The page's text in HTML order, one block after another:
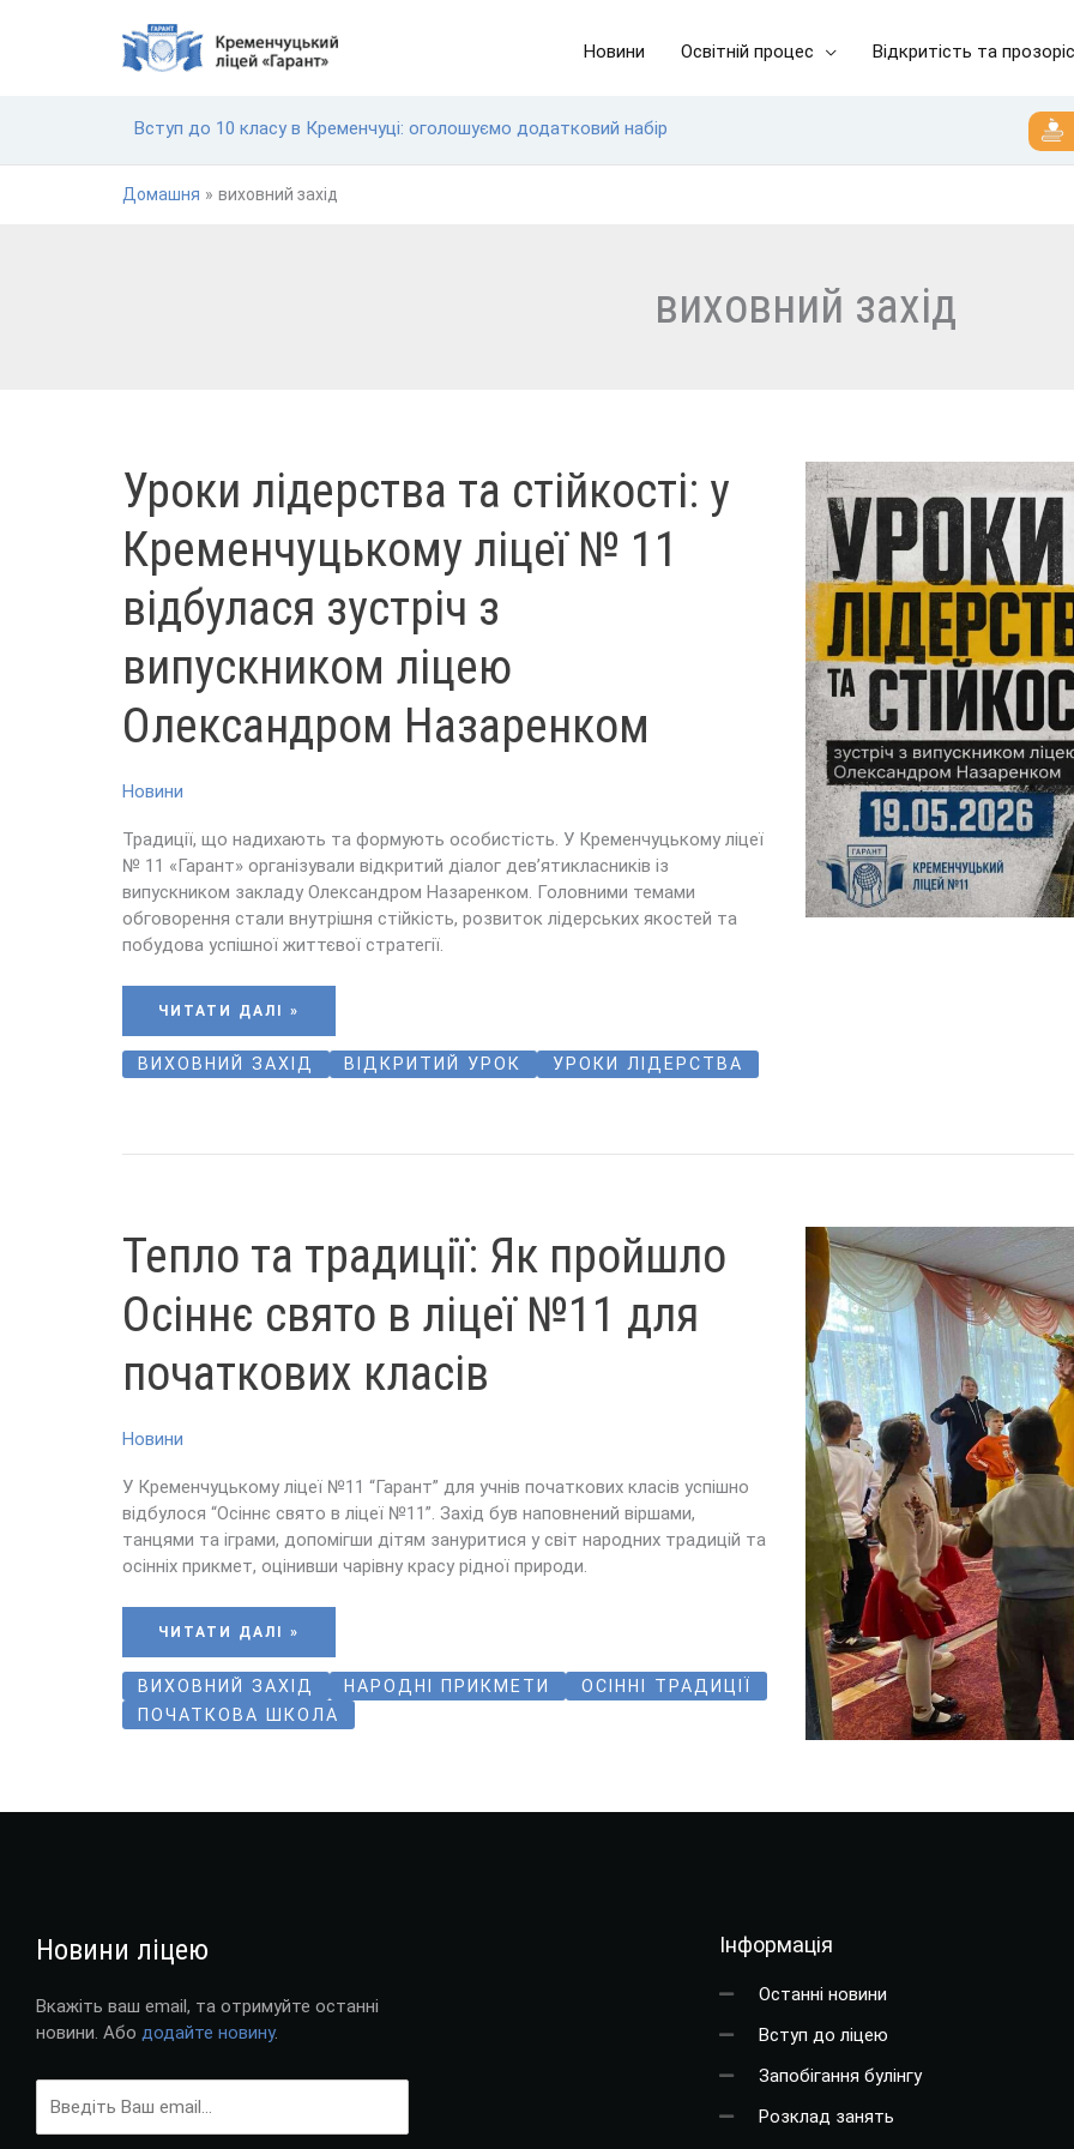
Новини Освітній процес Відкритість та
Вступ до 10 класу в Кременчуці: оголошуємо додатковий набір
Домашня виховний захід
виховний захід
Уроки лідерства та стійкості: у
Кременчуцькому ліцеї № 11
відбулася зустріч з
випускником ліцею
Олександром Назаренком
Новини
Традиції, що надихають та формують особистість. У Кременчуцькому ліцеї
№ 11 «Гарант» організували відкритий діалог дев’ятикласників із
випускником закладу Олександром Назаренком. Головними темами
обговорення стали внутрішня стійкість, розвиток лідерських якостей та
побудова успішної життєвої стратегії.
ЛІДЕРСТВА
ТА
СТІЙКОСТІ:
КРЕМЕНЧУЦЬКОМУ
ЛІЦЕЇ
№
ВІДБУЛАСЯ
ЗУСТРІЧ
З
ЛІЦЕЮ
ОЛЕКСАНДРОМ
НАЗАРЕНКОМ
ЧИТАТИ ДАЛІ »
ВИХОВНИЙ ЗАХІД ВІДКРИТИЙ УРОК УРОКИ ЛІДЕРСТВА
Тепло та традиції: Як пройшло
Осіннє свято в ліцеї №11 для
початкових класів
Новини
У Кременчуцькому ліцеї №11 “Гарант” для учнів початкових класів успішно
відбулося “Осіннє свято в ліцеї №11”. Захід був наповнений віршами,
танцями та іграми, допомігши дітям зануритися у світ народних традицій та
осінніх прикмет, оцінивши чарівну красу рідної природи.
ТА
ТРАДИЦІЇ:
ЯК
ОСІННЄ
СВЯТО
В
№11
ДЛЯ
ПОЧАТКОВИХ
ЧИТАТИ ДАЛІ »
ВИХОВНИЙ ЗАХІД НАРОДНІ ПРИКМЕТИ
ОСІННІ ТРАДИЦІЇ
ПОЧАТКОВА ШКОЛА
Новини ліцею
Вкажіть ваш email, та отримуйте останні
новини. Або додайте новину.
Інформація
Останні новини
Вступ до ліцею
Запобігання булінгу
Розклад занять